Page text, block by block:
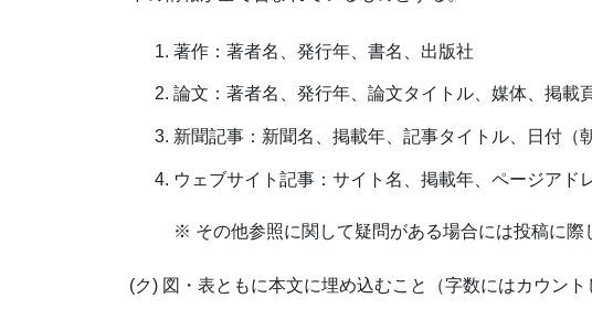
著作：著者名、発行年、書名、出版社
論文：著者名、発行年、論文タイトル、媒体、掲載
新聞記事：新聞名、掲載年、記事タイトル、日付（
ウェブサイト記事：サイト名、掲載年、ページアド
※ その他参照に関して疑問がある場合には投稿に際
(ク) 図・表ともに本文に埋め込むこと（字数にはカウント